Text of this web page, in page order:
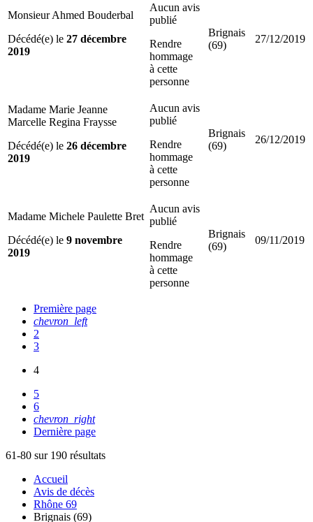
Monsieur Ahmed Bouderbal
Décédé(e) le 27 décembre
2019
Aucun avis
publié
Rendre
hommage
à cette
personne
Brignais
(69)
27/12/2019
Madame Marie Jeanne
Marcelle Regina Fraysse
Décédé(e) le 26 décembre
2019
Aucun avis
publié
Rendre
hommage
à cette
personne
Brignais
(69)
26/12/2019
Madame Michele Paulette Bret
Décédé(e) le 9 novembre
2019
Aucun avis
publié
Rendre
hommage
à cette
personne
Brignais
(69)
09/11/2019
Première page
chevron_left
2
3
4
5
6
chevron_right
Dernière page
61-80 sur 190 résultats
Accueil
Avis de décès
Rhône 69
Brignais (69)